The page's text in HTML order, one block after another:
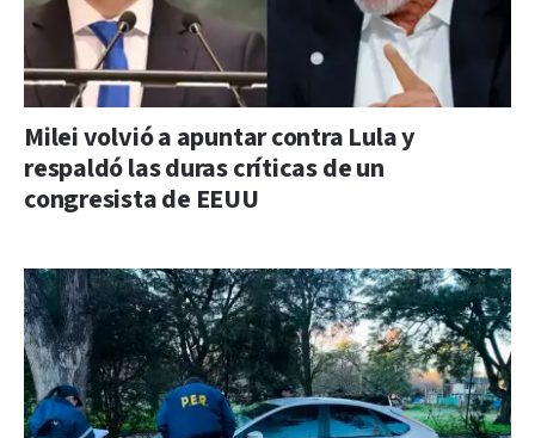
Milei volvió a apuntar contra Lula y
respaldó las duras críticas de un
congresista de EEUU